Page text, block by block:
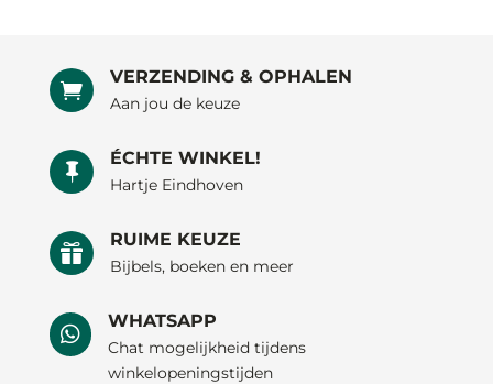

VERZENDING & OPHALEN
Aan jou de keuze

ÉCHTE WINKEL!
Hartje Eindhoven

RUIME KEUZE
Bijbels, boeken en meer

WHATSAPP
Chat mogelijkheid tijdens
winkelopeningstijden